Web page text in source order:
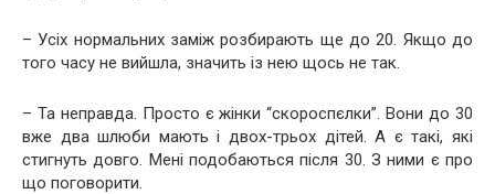
– Усіх нормальних заміж розбирають ще до 20. Якщо до
того часу не вийшла, значить із нею щось не так.
– Та неправда. Просто є жінки “скороспєлки”. Вони до 30
вже два шлюби мають і двох-трьох дітей. А є такі, які
стигнуть довго. Мені подобаються після 30. З ними є про
що поговорити.